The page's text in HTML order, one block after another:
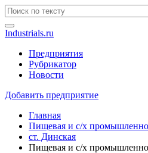
Industrials.ru
Предприятия
Рубрикатор
Новости
Добавить предприятие
Главная
Пищевая и с/х
ст. Динская
Пищевая и с/х